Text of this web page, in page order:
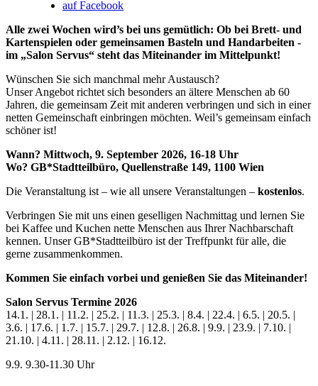
auf Facebook
Alle zwei Wochen wird’s bei uns gemütlich: Ob bei Brett- und
Kartenspielen oder gemeinsamen Basteln und Handarbeiten -
im „Salon Servus“ steht das Miteinander im Mittelpunkt!
Wünschen Sie sich manchmal mehr Austausch?
Unser Angebot richtet sich besonders an ältere Menschen ab 60
Jahren, die gemeinsam Zeit mit anderen verbringen und sich in einer
netten Gemeinschaft einbringen möchten. Weil’s gemeinsam einfach
schöner ist!
Wann? Mittwoch, 9. September 2026, 16-18 Uhr
Wo? GB*Stadtteilbüro, Quellenstraße 149, 1100 Wien
Die Veranstaltung ist – wie all unsere Veranstaltungen – kostenlos.
Verbringen Sie mit uns einen geselligen Nachmittag und lernen Sie
bei Kaffee und Kuchen nette Menschen aus Ihrer Nachbarschaft
kennen. Unser GB*Stadtteilbüro ist der Treffpunkt für alle, die
gerne zusammenkommen.
Kommen Sie einfach vorbei und genießen Sie das Miteinander!
Salon Servus Termine 2026
14.1. | 28.1. | 11.2. | 25.2. | 11.3. | 25.3. | 8.4. | 22.4. | 6.5. | 20.5. |
3.6. | 17.6. | 1.7. | 15.7. | 29.7. | 12.8. | 26.8. | 9.9. | 23.9. | 7.10. |
21.10. | 4.11. | 28.11. | 2.12. | 16.12.
9.9. 9.30-11.30 Uhr